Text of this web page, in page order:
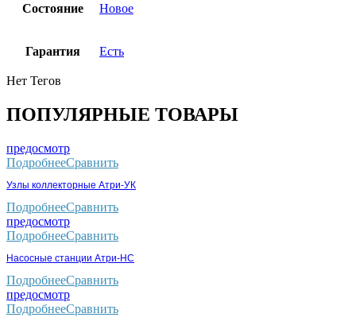
Состояние Новое
Гарантия Есть
Нет Тегов
ПОПУЛЯРНЫЕ ТОВАРЫ
предосмотр
ПодробнееСравнить
Узлы коллекторные Атри-УК
ПодробнееСравнить
предосмотр
ПодробнееСравнить
Насосные станции Атри-НС
ПодробнееСравнить
предосмотр
ПодробнееСравнить